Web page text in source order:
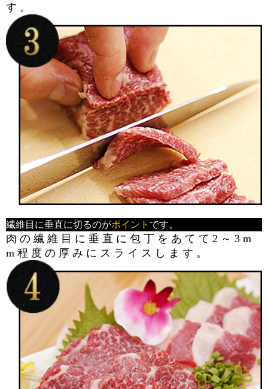
す。
繊維目に垂直に切るのがポイント です。
肉の繊維目に垂直に包丁をあてて2～3m
m程度の厚みにスライスします。